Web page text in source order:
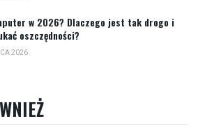
w 2026? Dlaczego jest tak drogo i
oszczędności?
2026